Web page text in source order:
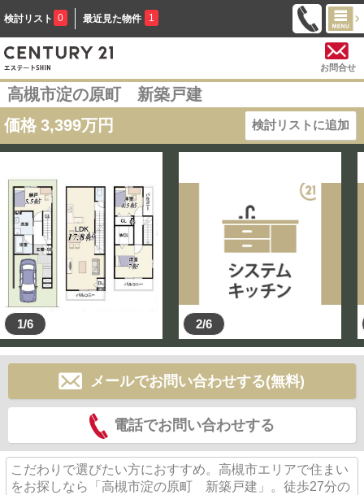
検討リスト 0 最近見た物件 1
お問合せ
高槻市淀の原町 新築戸建
価格 3,399万円 検討リストに追加
1/6 2/6
メールでお問い合わせする(無料)
電話でお問い合わせする
こだわりで選びたい方におすすめ。高槻市エリアで住まい
をお探しなら「高槻市淀の原町 新築戸建」。徒歩27分の